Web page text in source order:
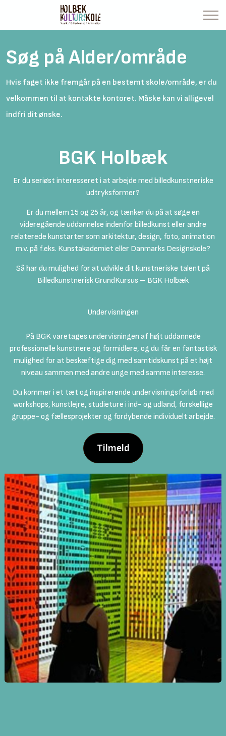
Søg på Alder/område
Hvis faget ikke fremgår på en bestemt skole/område, er du
velkommen til at kontakte kontoret. Måske kan vi alligevel
indfri dit ønske.
BGK Holbæk
Er du seriøst interesseret i at arbejde med billedkunstneriske
udtryksformer?
Er du mellem 15 og 25 år, og tænker du på at søge en
videregående uddannelse indenfor billedkunst eller andre
relaterede kunstarter som arkitektur, design, foto, animation
m.v. på f.eks. Kunstakademiet eller Danmarks Designskole?
Så har du mulighed for at udvikle dit kunstneriske talent på
Billedkunstnerisk GrundKursus – BGK Holbæk
Undervisningen
På BGK varetages undervisningen af højt uddannede
professionelle kunstnere og formidlere, og du får en fantastisk
mulighed for at beskæftige dig med samtidskunst på et højt
niveau sammen med andre unge med samme interesse.
Du kommer i et tæt og inspirerende undervisningsforløb med
workshops, kunstlejre, studieture i ind- og udland, forskellige
gruppe- og fællesprojekter og fordybende individuelt arbejde.
Tilmeld